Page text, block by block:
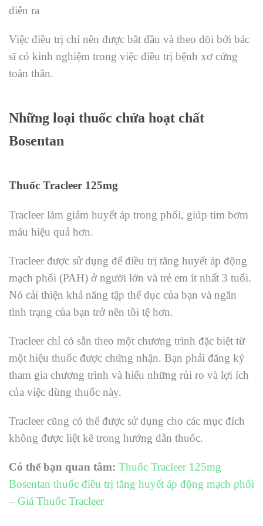
diễn ra
Việc điều trị chỉ nên được bắt đầu và theo dõi bởi bác
sĩ có kinh nghiệm trong việc điều trị bệnh xơ cứng
toàn thân.
Những loại thuốc chứa hoạt chất
Bosentan
Thuốc Tracleer 125mg
Tracleer làm giảm huyết áp trong phổi, giúp tim bơm
máu hiệu quả hơn.
Tracleer được sử dụng để điều trị tăng huyết áp động
mạch phổi (PAH) ở người lớn và trẻ em ít nhất 3 tuổi.
Nó cải thiện khả năng tập thể dục của bạn và ngăn
tình trạng của bạn trở nên tồi tệ hơn.
Tracleer chỉ có sẵn theo một chương trình đặc biệt từ
một hiệu thuốc được chứng nhận. Bạn phải đăng ký
tham gia chương trình và hiểu những rủi ro và lợi ích
của việc dùng thuốc này.
Tracleer cũng có thể được sử dụng cho các mục đích
không được liệt kê trong hướng dẫn thuốc.
Có thể bạn quan tâm: Thuốc Tracleer 125mg
Bosentan thuốc điều trị tăng huyết áp động mạch phổi
– Giá Thuốc Tracleer